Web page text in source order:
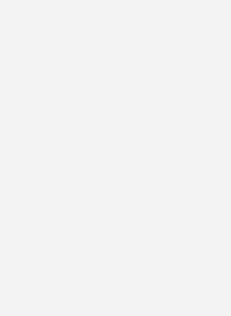
Sehkraft nach: Ältere Mitarbeiter
ihre jüngeren Kollegen.
mit einer Lichtsteuerung und
ausgestattet, können sie Helligkeit und
dem Tagesverlauf verändern. Nach dem
tagsüber großformatige Leuchten und
Beleuchtung, die mit mehr
hohen Beleuchtungsstärken belebend wirkt.
die Beleuchtung jedoch nicht mehr
sich der Körper auf die spätere Nachtruhe